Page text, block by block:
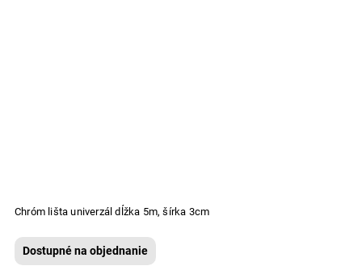
Chróm lišta univerzál dĺžka 5m, šírka 3cm
Dostupné na objednanie